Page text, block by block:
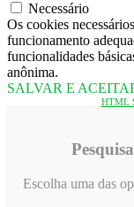
Necessário
Os cookies
funcionamento
funcionalidades
anônima.
SALVAR E
HTML
Escolha uma das